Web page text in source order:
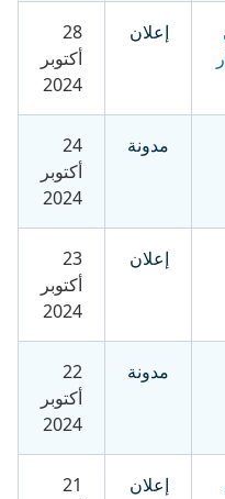
إعلان
28
أكتوبر
2024
مدونة
24
أكتوبر
2024
إعلان
23
أكتوبر
2024
مدونة
22
أكتوبر
2024
إعلان
21